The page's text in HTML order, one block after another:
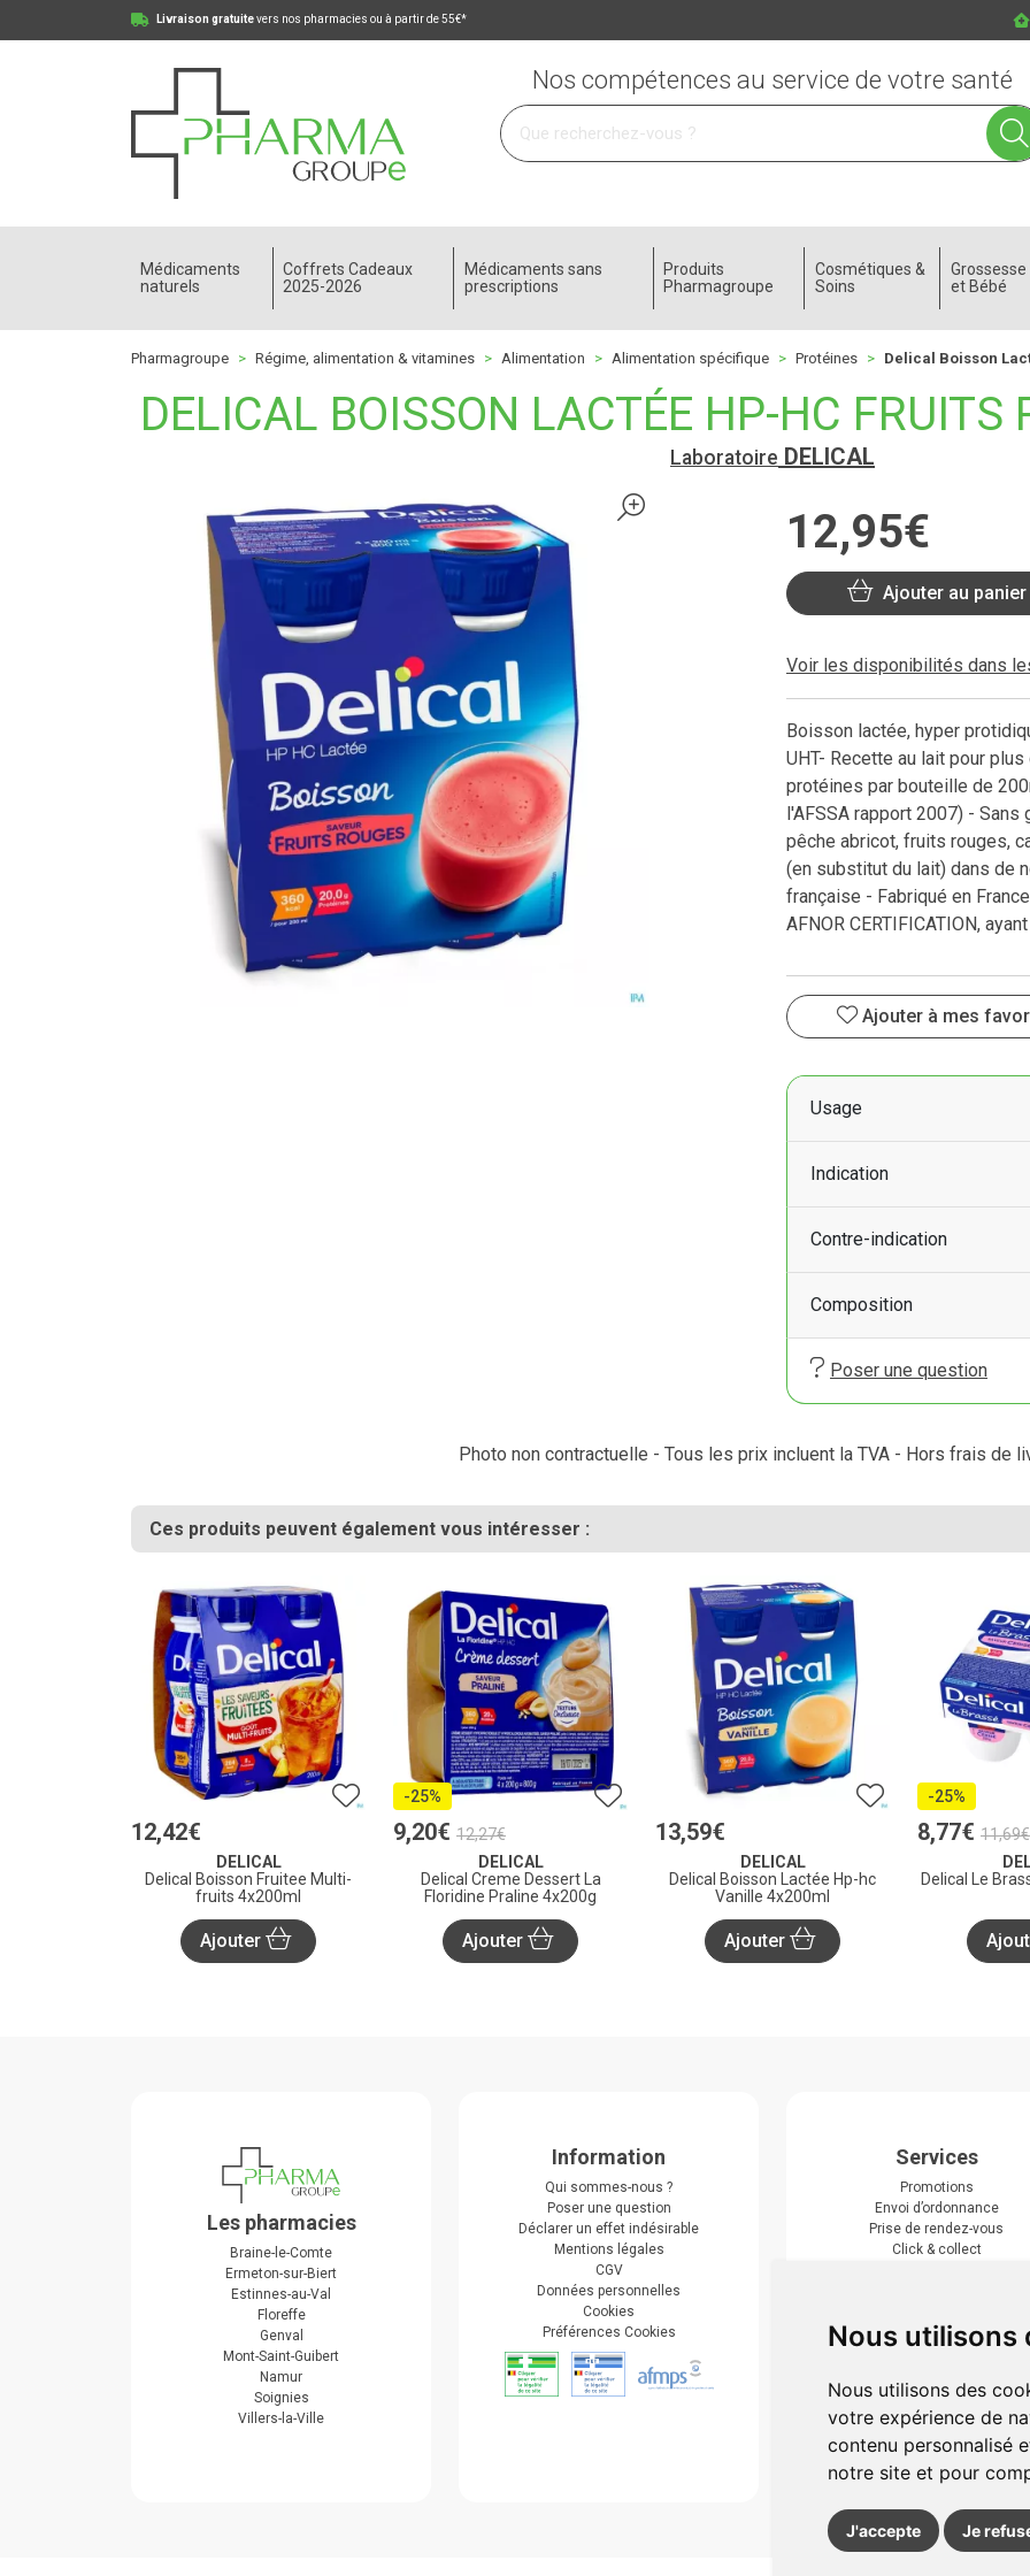
Nous utilisons
Nous utilisons des
votre expérience de
contenu personnalisé
notre site et pour
J'accepte Je
Livraison gratuitevers nos pharmacies ou à partir de 55€*
Pharmagroupe Votre pharmacie en ligne à votre service
Nos compétences au service de votre santé
Médicaments
naturels
Coffrets Cadeaux
2025-2026
Médicaments sans
prescriptions
Produits
Pharmagroupe
Cosmétiques &
Soins
et Bébé
Pharmagroupe Régime, alimentation & vitamines Alimentation Alimentation spécifique Protéines Delical Boisson
DELICAL BOISSON LACTÉE HP-HC FRUITS
Laboratoire DELICAL
12,95€
Ajouter au panier
Voir les disponibilités dans
Boisson lactée, hyper
UHT- Recette au lait pour
protéines par bouteille de
l'AFSSA rapport 2007) -
pêche abricot, fruits rouges,
(en substitut du lait) dans de
française - Fabriqué en
AFNOR CERTIFICATION,
Ajouter à mes
Usage
Indication
Contre-indication
Composition
Poser une question
Photo non contractuelle - Tous les prix incluent la TVA - Hors frais de
Ces produits peuvent également vous intéresser :
12,42€
DELICAL
Delical Boisson Fruitee Multi-
fruits 4x200ml
Ajouter
-25%
9,20€ 12,27€
DELICAL
Delical Creme Dessert La
Floridine Praline 4x200g
Ajouter
13,59€
DELICAL
Delical Boisson Lactée Hp-hc
Vanille 4x200ml
Ajouter
-25%
8,77€ 11,69€
Delical Le
Les pharmacies
Braine-le-Comte
Ermeton-sur-Biert
Estinnes-au-Val
Floreffe
Genval
Mont-Saint-Guibert
Namur
Soignies
Villers-la-Ville
Information
Qui sommes-nous ?
Poser une question
Déclarer un effet indésirable
Mentions légales
CGV
Données personnelles
Cookies
Préférences Cookies
Services
Promotions
Envoi d’ordonnance
Prise de rendez-vous
Click & collect